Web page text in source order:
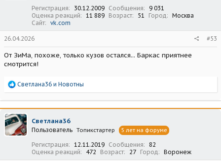
Регистрация 30.12.2009 Сообщения
9 031
Оценка реакций
11 889 Возраст 51 Город
Москва
Сайт
vk.com
26.04.2026 #53
От ЗиМа, похоже, только кузов остался... Баркас приятнее
смотрится!
Р
а
к
ц
и
и
Светлана36 и Новотны
Светлана36
Пользователь Топикстартер 5 лет на форуме
Регистрация 12.11.2019 Сообщения
82
Оценка реакций
472 Возраст 27 Город Воронеж